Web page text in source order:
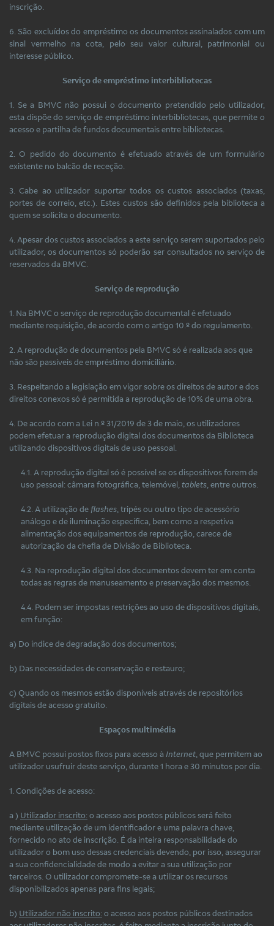
inscrição.
6. São excluídos do empréstimo os documentos assinalados com um
sinal vermelho na cota, pelo seu valor cultural, patrimonial ou
interesse público.
Serviço de empréstimo interbibliotecas
1. Se a BMVC não possui o documento pretendido pelo utilizador,
esta dispõe do serviço de empréstimo interbibliotecas, que permite o
acesso e partilha de fundos documentais entre bibliotecas.
2. O pedido do documento é efetuado através de um formulário
existente no balcão de receção.
3. Cabe ao utilizador suportar todos os custos associados (taxas,
portes de correio, etc.). Estes custos são definidos pela biblioteca a
quem se solicita o documento.
4. Apesar dos custos associados a este serviço serem suportados pelo
utilizador, os documentos só poderão ser consultados no serviço de
reservados da BMVC.
Serviço de reprodução
1. Na BMVC o serviço de reprodução documental é efetuado
mediante requisição, de acordo com o artigo 10.º do regulamento.
2. A reprodução de documentos pela BMVC só é realizada aos que
não são passíveis de empréstimo domiciliário.
3. Respeitando a legislação em vigor sobre os direitos de autor e dos
direitos conexos só é permitida a reprodução de 10% de uma obra.
4. De acordo com a Lei n.º 31/2019 de 3 de maio, os utilizadores
podem efetuar a reprodução digital dos documentos da Biblioteca
utilizando dispositivos digitais de uso pessoal.
4.1. A reprodução digital só é possível se os dispositivos forem de
uso pessoal: câmara fotográfica, telemóvel, tablets, entre outros.
4.2. A utilização deflashes, tripés ou outro tipo de acessório
análogo e de iluminação específica, bem como a respetiva
alimentação dos equipamentos de reprodução, carece de
autorização da chefia de Divisão de Biblioteca.
4.3. Na reprodução digital dos documentos devem ter em conta
todas as regras de manuseamento e preservação dos mesmos.
4.4. Podem ser impostas restrições ao uso de dispositivos digitais,
em função:
a) Do índice de degradação dos documentos;
b) Das necessidades de conservação e restauro;
c) Quando os mesmos estão disponíveis através de repositórios
digitais de acesso gratuito.
Espaços multimédia
A BMVC possui postos fixos para acesso à Internet , que permitem ao
utilizador usufruir deste serviço, durante 1 hora e 30 minutos por dia.
1. Condições de acesso:
a ) Utilizador inscrito:o acesso aos postos públicos será feito
mediante utilização de um identificador e uma palavra chave,
fornecido no ato de inscrição. É da inteira responsabilidade do
utilizador o bom uso dessas credenciais devendo, por isso, assegurar
a sua confidencialidade de modo a evitar a sua utilização por
terceiros. O utilizador compromete-se a utilizar os recursos
disponibilizados apenas para fins legais;
b) Utilizador não inscrito:o acesso aos postos públicos destinados